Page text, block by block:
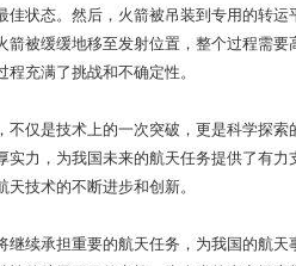
佳状态。然后，火箭被吊装到专用的转
箭被缓缓地移至发射位置，整个过程需
充满了挑战和不确定性。
不仅是技术上的一次突破，更是科学探
实力，为我国未来的航天任务提供了有
技术的不断进步和创新。
继续承担重要的航天任务，为我国的航